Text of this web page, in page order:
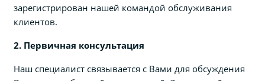
зарегистрирован нашей командой обслуживания
клиентов.
2. Первичная консультация
Наш специалист связывается с Вами для обсуждения